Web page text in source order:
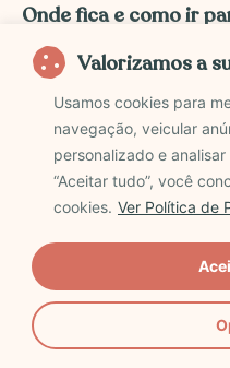
Valorizamos a
Usamos cookies para
navegação, veicular
personalizado e
“Aceitar tudo”, você
cookies. Ver Política de
Onde fica e como ir
Confira abaixo detalhes
formas de como você
lagoa mais famosa da